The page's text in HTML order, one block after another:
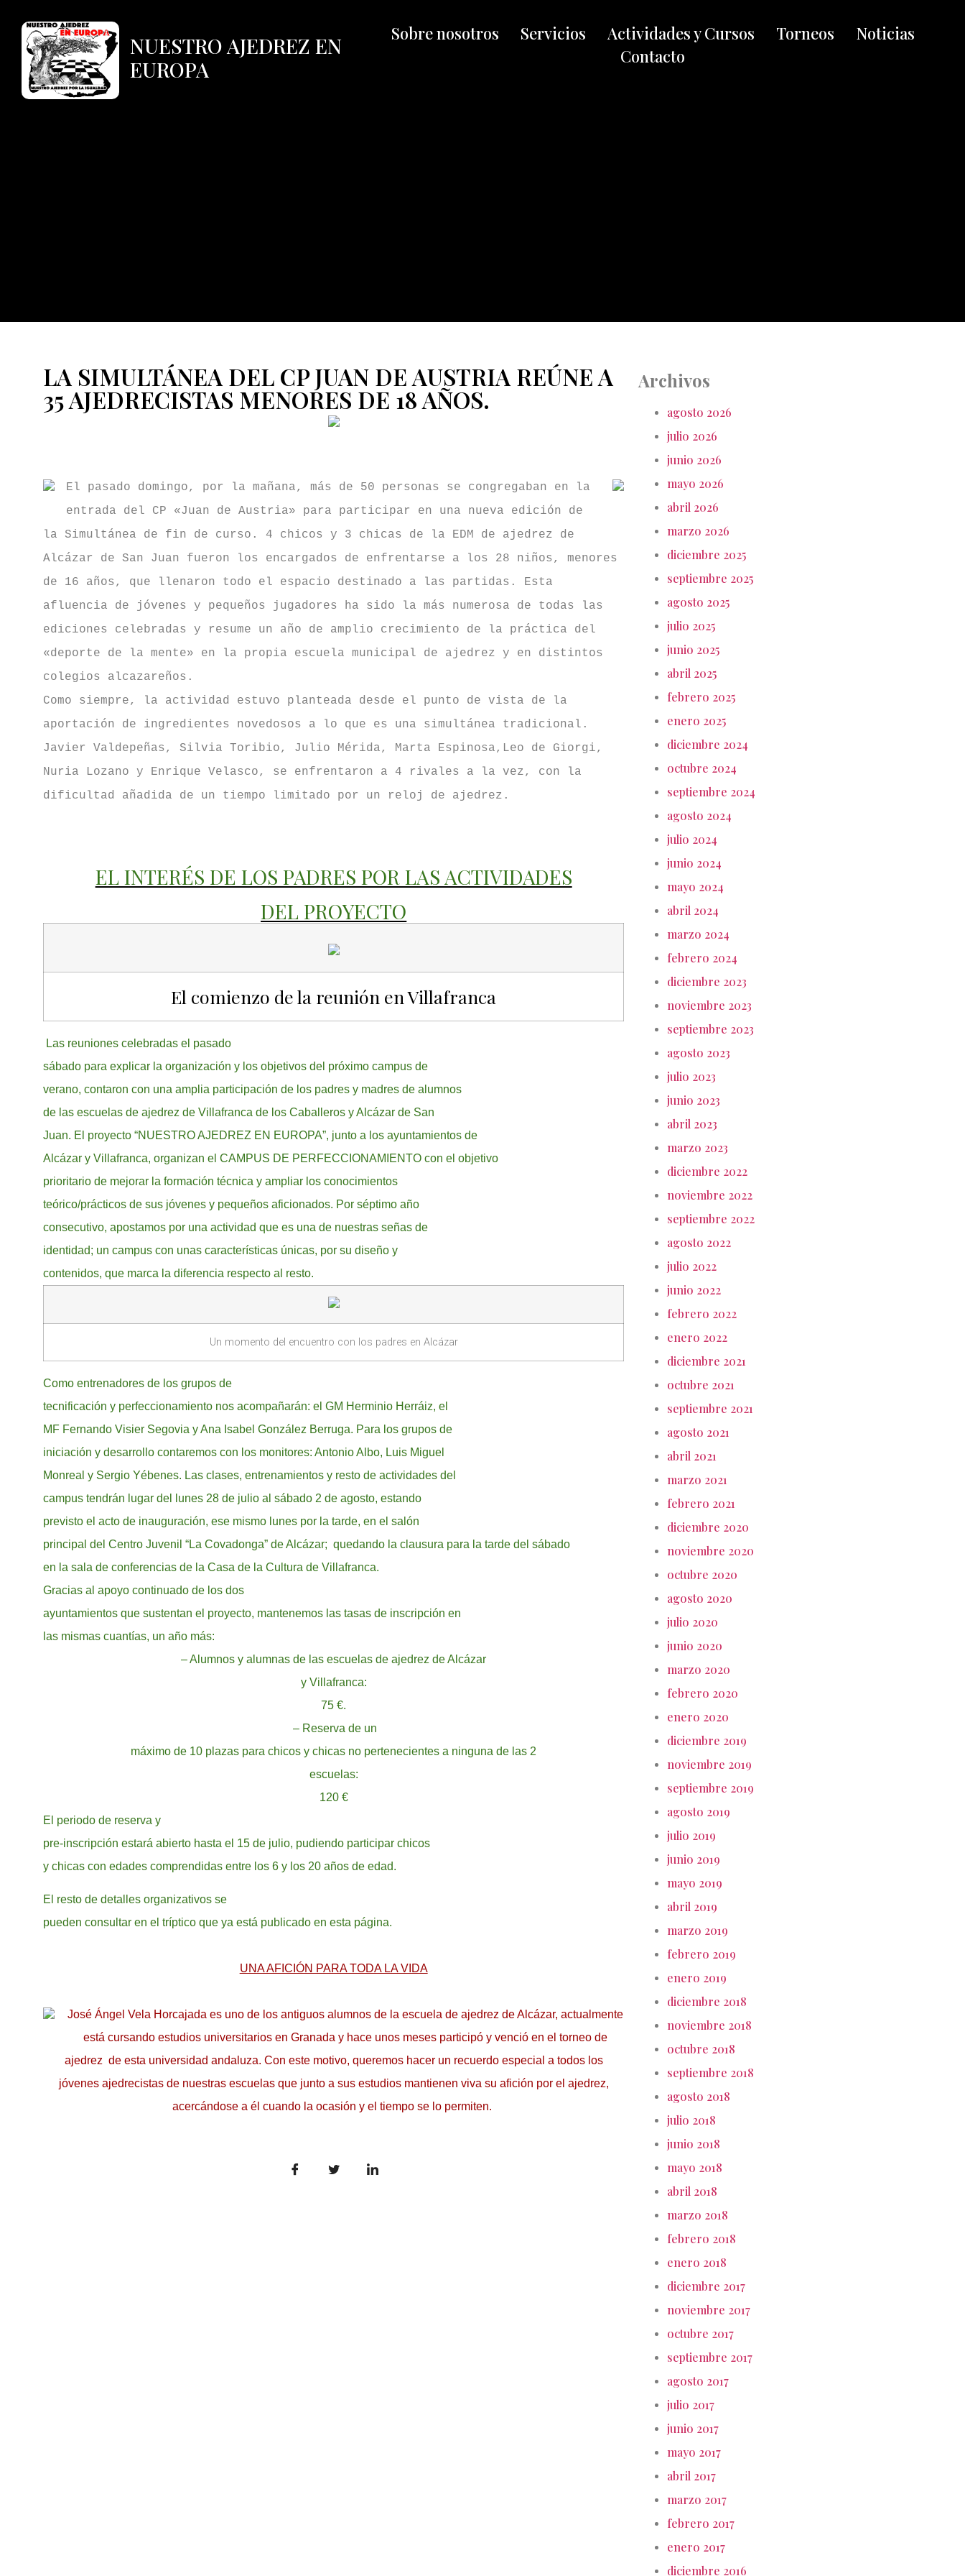
NUESTRO AJEDREZ EN
EUROPA
Sobre nosotros Servicios Actividades y Cursos Torneos
Noticias
Contacto
LA SIMULTÁNEA DEL CP JUAN DE AUSTRIA REÚNE A
35 AJEDRECISTAS MENORES DE 18 AÑOS.
El pasado domingo, por la mañana, más de 50 personas se congregaban en la
entrada del CP «Juan de Austria» para participar en una nueva edición de
la Simultánea de fin de curso. 4 chicos y 3 chicas de la EDM de ajedrez de
Alcázar de San Juan fueron los encargados de enfrentarse a los 28 niños, menores
de 16 años, que llenaron todo el espacio destinado a las partidas. Esta
afluencia de jóvenes y pequeños jugadores ha sido la más numerosa de todas las
ediciones celebradas y resume un año de amplio crecimiento de la práctica del
«deporte de la mente» en la propia escuela municipal de ajedrez y en distintos
colegios alcazareños.
Como siempre, la actividad estuvo planteada desde el punto de vista de la
aportación de ingredientes novedosos a lo que es una simultánea tradicional.
Javier Valdepeñas, Silvia Toribio, Julio Mérida, Marta Espinosa,Leo de Giorgi,
Nuria Lozano y Enrique Velasco, se enfrentaron a 4 rivales a la vez, con la
dificultad añadida de un tiempo limitado por un reloj de ajedrez.
EL INTERÉS DE LOS PADRES POR LAS ACTIVIDADES
DEL PROYECTO
El comienzo de la reunión en Villafranca
Las reuniones celebradas el pasado
sábado para explicar la organización y los objetivos del próximo campus de
verano, contaron con una amplia participación de los padres y madres de alumnos
de las escuelas de ajedrez de Villafranca de los Caballeros y Alcázar de San
Juan. El proyecto “NUESTRO AJEDREZ EN EUROPA”, junto a los ayuntamientos de
Alcázar y Villafranca, organizan el CAMPUS DE PERFECCIONAMIENTO con el objetivo
prioritario de mejorar la formación técnica y ampliar los conocimientos
teórico/prácticos de sus jóvenes y pequeños aficionados. Por séptimo año
consecutivo, apostamos por una actividad que es una de nuestras señas de
identidad; un campus con unas características únicas, por su diseño y
contenidos, que marca la diferencia respecto al resto.
Un momento del encuentro con los padres en Alcázar
Como entrenadores de los grupos de
tecnificación y perfeccionamiento nos acompañarán: el GM Herminio Herráiz, el
MF Fernando Visier Segovia y Ana Isabel González Berruga. Para los grupos de
iniciación y desarrollo contaremos con los monitores: Antonio Albo, Luis Miguel
Monreal y Sergio Yébenes. Las clases, entrenamientos y resto de actividades del
campus tendrán lugar del lunes 28 de julio al sábado 2 de agosto, estando
previsto el acto de inauguración, ese mismo lunes por la tarde, en el salón
principal del Centro Juvenil “La Covadonga” de Alcázar; quedando la clausura para la tarde del sábado
en la sala de conferencias de la Casa de la Cultura de Villafranca.
Gracias al apoyo continuado de los dos
ayuntamientos que sustentan el proyecto, mantenemos las tasas de inscripción en
las mismas cuantías, un año más:
– Alumnos y alumnas de las escuelas de ajedrez de Alcázar
y Villafranca:
75 €.
– Reserva de un
máximo de 10 plazas para chicos y chicas no pertenecientes a ninguna de las 2
escuelas:
120 €
El periodo de reserva y
pre-inscripción estará abierto hasta el 15 de julio, pudiendo participar chicos
y chicas con edades comprendidas entre los 6 y los 20 años de edad.
El resto de detalles organizativos se
pueden consultar en el tríptico que ya está publicado en esta página.
UNA AFICIÓN PARA TODA LA VIDA
José Ángel Vela Horcajada es uno de los antiguos alumnos de la escuela de ajedrez de Alcázar, actualmente
está cursando estudios universitarios en Granada y hace unos meses participó y venció en el torneo de
ajedrez de esta universidad andaluza. Con este motivo, queremos hacer un recuerdo especial a todos los
jóvenes ajedrecistas de nuestras escuelas que junto a sus estudios mantienen viva su afición por el ajedrez,
acercándose a él cuando la ocasión y el tiempo se lo permiten.
Archivos
agosto 2026
julio 2026
junio 2026
mayo 2026
abril 2026
marzo 2026
diciembre 2025
septiembre 2025
agosto 2025
julio 2025
junio 2025
abril 2025
febrero 2025
enero 2025
diciembre 2024
octubre 2024
septiembre 2024
agosto 2024
julio 2024
junio 2024
mayo 2024
abril 2024
marzo 2024
febrero 2024
diciembre 2023
noviembre 2023
septiembre 2023
agosto 2023
julio 2023
junio 2023
abril 2023
marzo 2023
diciembre 2022
noviembre 2022
septiembre 2022
agosto 2022
julio 2022
junio 2022
febrero 2022
enero 2022
diciembre 2021
octubre 2021
septiembre 2021
agosto 2021
abril 2021
marzo 2021
febrero 2021
diciembre 2020
noviembre 2020
octubre 2020
agosto 2020
julio 2020
junio 2020
marzo 2020
febrero 2020
enero 2020
diciembre 2019
noviembre 2019
septiembre 2019
agosto 2019
julio 2019
junio 2019
mayo 2019
abril 2019
marzo 2019
febrero 2019
enero 2019
diciembre 2018
noviembre 2018
octubre 2018
septiembre 2018
agosto 2018
julio 2018
junio 2018
mayo 2018
abril 2018
marzo 2018
febrero 2018
enero 2018
diciembre 2017
noviembre 2017
octubre 2017
septiembre 2017
agosto 2017
julio 2017
junio 2017
mayo 2017
abril 2017
marzo 2017
febrero 2017
enero 2017
diciembre 2016